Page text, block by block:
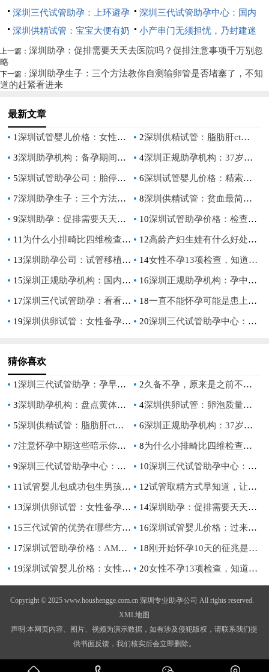
般多久能怀上
恢复方法,补血食物一览
种方式介绍,女人上环好不好
深圳三代试管助孕：上环避孕
和埋线避孕的区别？这些常见的
避孕方式还是蛮省事的
深圳三代试管助孕中心：国内
是否可以冻卵,冻卵有什么好处
深圳供精试管：宝宝大便有奶
瓣怎么回事？别慌，这是正常现
象
小产串门无须担忧，乃封建迷
信的说法
上一篇： 深圳助孕：促排需要天天去医院吗？促排注意事项千万别忽
略
下一篇： 深圳助孕生子：三个方法教你自测输卵管是否堵塞了，不知
道的赶紧看进来
最新文章
1深圳试管婴儿价格：女性的哪些行为容易造成子宫肌瘤的出现？ 2深圳供精试管：脂肪肝ct检查的作用和目的，ct检查的这些好处你要知道
3深圳助孕机构：备孕期间应如何预防18三体出生缺陷？这3个方法了解一下 4深圳正规助孕机构：37岁女性卵泡数量标准值，这个范围才算正常
5深圳试管助孕公司：胎停育后hcg不一定会下降，甚至会有所升高 6深圳试管婴儿价格：精索静脉曲张会带来这些影响，严重还会导致不孕不育
7深圳助孕生子：三个方法教你自测输卵管是否堵塞了，不知道的赶紧看进来 8深圳供精试管：贫血最简单的恢复方法,补血食物一览
9深圳助孕：促排需要天天去医院吗？促排注意事项千万别忽略 10深圳试管助孕价格：检查不孕不育要查哪几项呢？三个必要检查项目介绍
11 为什么小排畸比四维检查贵,医生解答区别主要在这里 12高龄产妇生娃有什么好处吗,高龄产妇生的孩子怎么样
13深圳助孕公司：试管移植前各项指标要达标,治疗子宫血流的方法 14女性不孕13项检查，知道全了才能准备充足的做检查
15深圳正规助孕机构：国内卵子冷冻费用首次公开，附冻卵全流程解析 16深圳正规助孕机构：孕中期要注重饮食健康，吃一些对胎儿发育好的食物
17深圳三代试管助孕：看看孕期的检查哪些可以报销？帮你减轻负担 18一直不能怀孕可能是患上了不孕症，也有可能与生活方式有关
19深圳供卵试管：女性备孕吃什么食物好 这样吃让你成功受孕 20深圳三代试管助孕中心：想成功着床内膜厚度需控制好，标准厚度是8~12mm
猜你喜欢
1深圳三代试管助孕：孕早期肚子疼如何应对,孕早期肚子疼是什么原因 2久备不孕，原来是之前不当人流酿下的错
3深圳助孕机构：盘点黄体酮的功效与作用，延缓更年期只是其中之一 4深圳供卵试管：卵泡质量对孩子健康的影响！想培育优质卵子，记得做好日常防护
5深圳供精试管：脂肪肝ct检查的作用和目的，ct检查的这些好处你要知道 6深圳正规助孕机构：37岁女性卵泡数量标准值，这个范围才算正常
7注意怀孕中期这些暗示你胎停育的征兆 8为什么小排畸比四维检查贵,医生解答区别主要在这里
9深圳三代试管助孕中心：大姨妈过后多久是安全期,怎么有效避孕 10深圳三代试管助孕中心：内分泌失调会导致长痘,要学会调节心态
11试管婴儿包成功包生男孩费用清单，附总价格表一览 12试管取精方式早知道，让你避免尴尬的发生
13深圳供卵试管：女性备孕吃什么食物好 这样吃让你成功受孕 14深圳助孕：促排需要天天去医院吗？促排注意事项千万别忽略
15三代试管的优势在哪些方面？看完之后就知道如何选择 16深圳试管婴儿价格：过来人分享怀男孩的症状，这6个症状预示着你怀的男宝宝
17深圳试管助孕价格：AMH与多囊卵巢综合征：高多囊AMH值的病因及预防 18刚开始怀孕10天的征兆是什么？中了3条，恭喜你要当妈妈了
19深圳试管婴儿价格：女性的哪些行为容易造成子宫肌瘤的出现？ 20女性不孕13项检查，知道全了才能准备充足的做检查
Copyright © 2025 www.houshengge.com.cn 深圳专业助孕公司 All rights reserved.
XML地图
声明:本网页内容、图片、视频为演示数据，如有涉及侵犯版权，请联系我们提
供书面反馈，我们核实后会立即删除。